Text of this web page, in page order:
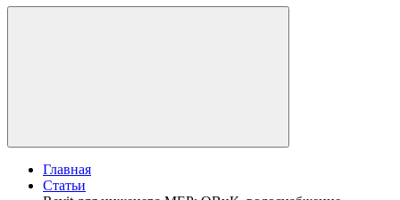
Главная
Статьи